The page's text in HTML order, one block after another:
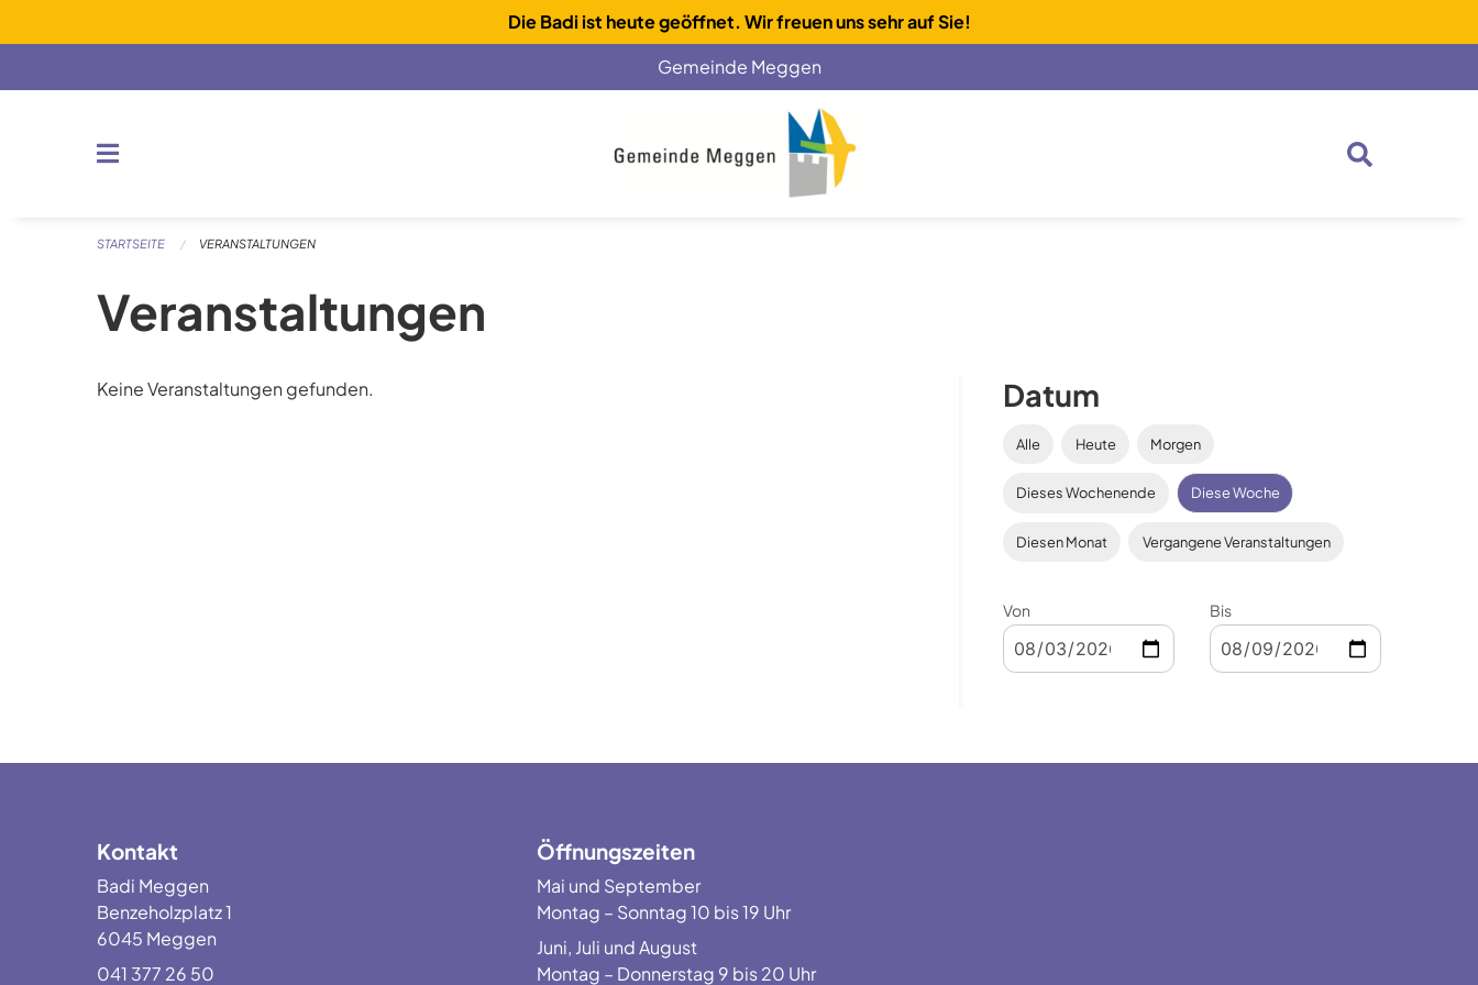
Die Badi ist heute geöffnet. Wir freuen uns sehr auf Sie!
Gemeinde Meggen
STARTSEITE VERANSTALTUNGEN
Veranstaltungen
Keine Veranstaltungen gefunden. Datum
Alle Heute Morgen
Dieses Wochenende Diese Woche
Diesen Monat Vergangene Veranstaltungen
Von Bis
Kontakt
Badi Meggen
Benzeholzplatz 1
6045 Meggen
041 377 26 50
Öffnungszeiten
Mai und September
Montag – Sonntag 10 bis 19 Uhr
Juni, Juli und August
Montag – Donnerstag 9 bis 20 Uhr